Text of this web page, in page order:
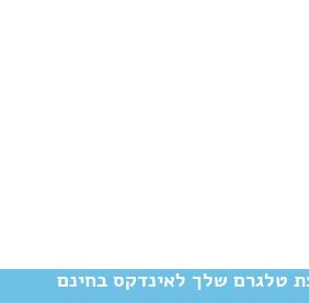
טלגרם שלך לאינדקס בחינם